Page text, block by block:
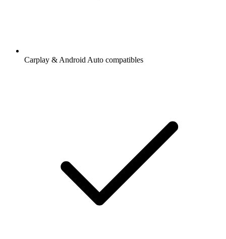
Carplay & Android Auto compatibles